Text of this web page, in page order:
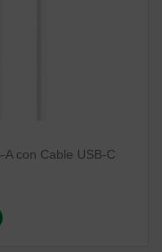
con Cable USB-C